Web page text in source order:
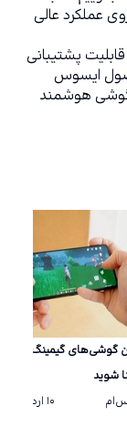
گوشی‌های گیمینگ حال
شوید
۱۰ اردیبهشت ۱۴۰۴